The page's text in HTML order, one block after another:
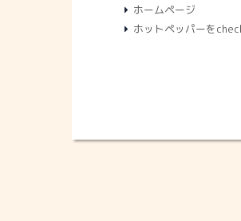
ホームページ
ホットペッパーを